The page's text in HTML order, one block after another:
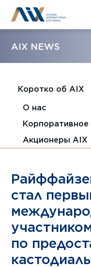
AIX NEWS
Коротко об AIX
О нас
Корпоративное
Акционеры AIX
стал
по